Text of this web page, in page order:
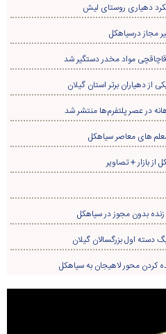
دهیاری روستای لیش
از دهیاران برتر استان گیلان
در عصر پلتفرم‌ها منتشر شد
های معاصر سیاهکل
از بازار + تصاویر
دسته اول بزرگسالان گیلان
کردن محور لاهیجان به سیاهکل